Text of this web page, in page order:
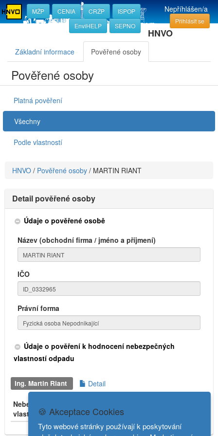
MŽP CENIA CRŽP
ISPOP
EnviHELP
SEPNO
Nepříhlášen/a
Přihlásit se
HNVO
Základní informace Pověřené osoby
Pověřené osoby
Platná pověření
Všechny
Podle vlastností
HNVO / Pověřené osoby / MARTIN RIANT
Detail pověřené osoby
Údaje o pověřené osobě
Název (obchodní firma / jméno a příjmení)
IČO
Právní forma
Údaje o pověření k hodnocení nebezpečných
vlastností odpadu
Ing. Martin Riant Detail
Nebezpečné
vlastnosti
platnosti
🍪 Akceptace Cookies
Tyto webové stránky používají k poskytování